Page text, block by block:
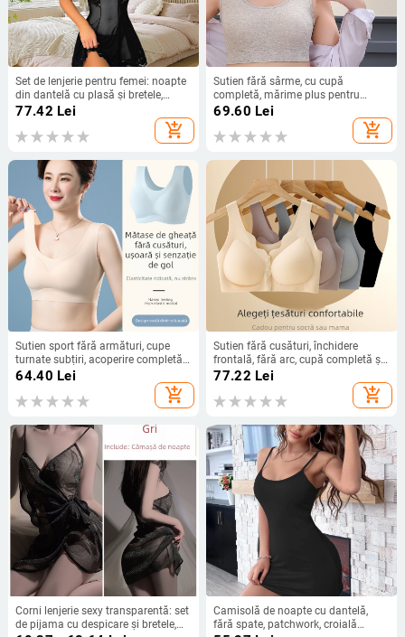
Set de lenjerie pentru femei: noapte
din dantelă cu plasă și bretele,
poliester 90–95%, primăvara 2024
77.42 Lei
add_shopping_cart
Sutien fără sârme, cu cupă
completă, mărime plus pentru
femei de vârstă mijlocie, model de
sprijin la spate, material viscoză
respirabilă, cupe din latex, bretele
69.60 Lei
add_shopping_cart
Sutien sport fără armături, cupe
turnate subțiri, acoperire completă,
mărime mare pentru femei de
64.40 Lei
add_shopping_cart
Sutien fără cusături, închidere
frontală, fără arc, cupă completă și
țesătură jacquard
77.22 Lei
add_shopping_cart
Corni lenjerie sexy transparentă: set
de pijama cu despicare și bretele,
Camisolă de noapte cu dantelă,
fără spate, patchwork, croială